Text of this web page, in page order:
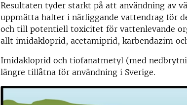
Resultaten tyder starkt på att användning av
uppmätta halter i närliggande vattendrag för
och till potentiell toxicitet för vattenlevande
allt imidakloprid, acetamiprid, karbendazim
Imidakloprid och tiofanatmetyl (med
längre tillåtna för användning i Sverige.